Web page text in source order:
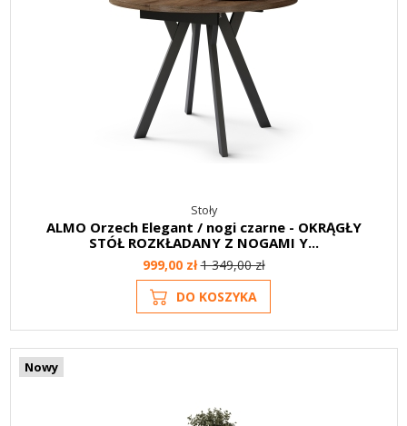
Stoły
ALMO Orzech Elegant / nogi czarne - OKRĄGŁY
STÓŁ ROZKŁADANY Z NOGAMI Y...
999,00 zł1 349,00 zł
DO KOSZYKA
Nowy